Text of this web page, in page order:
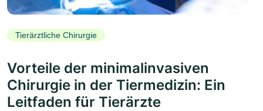
Tierärztliche Chirurgie
Vorteile der minimalinvasiven
Chirurgie in der Tiermedizin: Ein
Leitfaden für Tierärzte